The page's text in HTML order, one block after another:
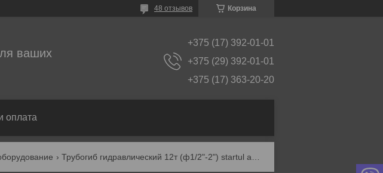
Корзина
48 отзывов
ваших
+375 (17) 392-01-01
+375 (29) 392-01-01
+375 (17) 363-20-20
оплата